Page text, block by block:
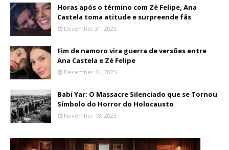
Horas após o término com Zé Felipe, Ana
Castela toma atitude e surpreende fãs
December 31, 2025
Fim de namoro vira guerra de versões entre
Ana Castela e Zé Felipe
December 31, 2025
Babi Yar: O Massacre Silenciado que se Tornou
Símbolo do Horror do Holocausto
November 18, 2025